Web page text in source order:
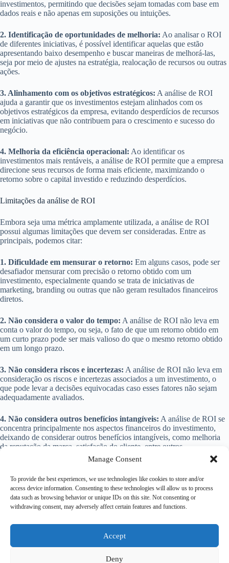
Manage Consent
To provide the best experiences, we use technologies like cookies to store and/or
access device information. Consenting to these technologies will allow us to process
data such as browsing behavior or unique IDs on this site. Not consenting or
withdrawing consent, may adversely affect certain features and functions.
Accept
Deny
investimentos, permitindo que decisões sejam tomadas com base em
dados reais e não apenas em suposições ou intuições.
2. Identificação de oportunidades de melhoria: Ao analisar o ROI
de diferentes iniciativas, é possível identificar aquelas que estão
apresentando baixo desempenho e buscar maneiras de melhorá-las,
seja por meio de ajustes na estratégia, realocação de recursos ou outras
ações.
3. Alinhamento com os objetivos estratégicos: A análise de ROI
ajuda a garantir que os investimentos estejam alinhados com os
objetivos estratégicos da empresa, evitando desperdícios de recursos
em iniciativas que não contribuem para o crescimento e sucesso do
negócio.
4. Melhoria da eficiência operacional: Ao identificar os
investimentos mais rentáveis, a análise de ROI permite que a empresa
direcione seus recursos de forma mais eficiente, maximizando o
retorno sobre o capital investido e reduzindo desperdícios.
Limitações da análise de ROI
Embora seja uma métrica amplamente utilizada, a análise de ROI
possui algumas limitações que devem ser consideradas. Entre as
principais, podemos citar:
1. Dificuldade em mensurar o retorno: Em alguns casos, pode ser
desafiador mensurar com precisão o retorno obtido com um
investimento, especialmente quando se trata de iniciativas de
marketing, branding ou outras que não geram resultados financeiros
diretos.
2. Não considera o valor do tempo: A análise de ROI não leva em
conta o valor do tempo, ou seja, o fato de que um retorno obtido em
um curto prazo pode ser mais valioso do que o mesmo retorno obtido
em um longo prazo.
3. Não considera riscos e incertezas: A análise de ROI não leva em
consideração os riscos e incertezas associados a um investimento, o
que pode levar a decisões equivocadas caso esses fatores não sejam
adequadamente avaliados.
4. Não considera outros benefícios intangíveis: A análise de ROI se
concentra principalmente nos aspectos financeiros do investimento,
deixando de considerar outros benefícios intangíveis, como melhoria
da reputação da marca, satisfação do cliente, entre outros.
A análise de ROI é uma ferramenta essencial para empresas e
investidores que desejam avaliar a eficiência e rentabilidade de seus
investimentos. Embora possua algumas limitações, ela fornece
na otimização dos recursos. Portanto, é fundamental que empresas e
investidores utilizem a análise de ROI como parte de sua estratégia de
gestão financeira.